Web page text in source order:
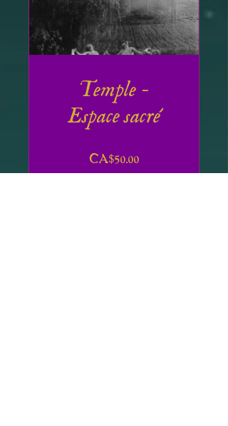
Temple -
Espace sacré
CA$50.00